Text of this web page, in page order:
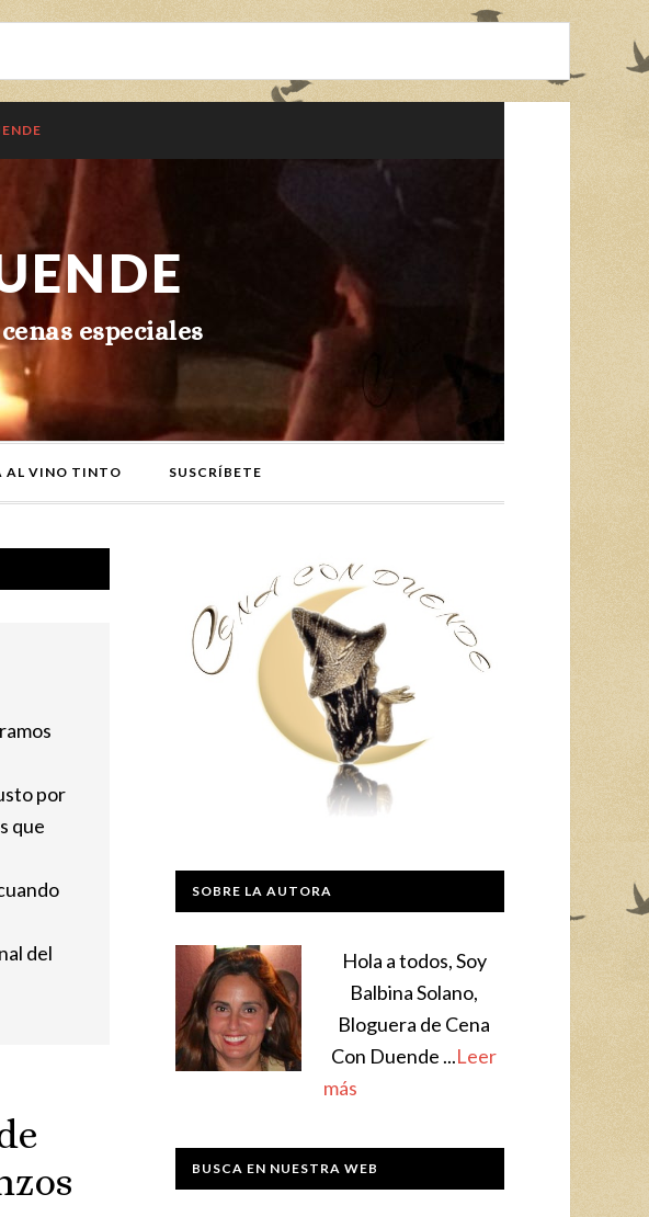
especiales
AL VINO TINTO SUSCRÍBETE
por
que
del
SOBRE LA AUTORA
Hola a todos, Soy
Balbina Solano,
Bloguera de Cena
Con Duende ...Leer
más
BUSCA EN NUESTRA WEB